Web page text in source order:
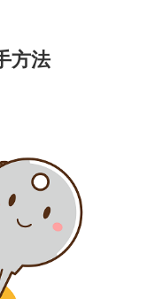
方法